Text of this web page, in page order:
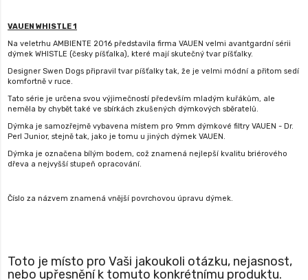
VAUEN WHISTLE 1
Na veletrhu AMBIENTE 2016 představila firma VAUEN velmi avantgardní sérii
dýmek WHISTLE (česky píšťalka), které mají skutečný tvar píšťalky.
Designer Swen Dogs připravil tvar píšťalky tak, že je velmi módní a přitom sedí
komfortně v ruce.
Tato série je určena svou výjimečností především mladým kuřákům, ale
neměla by chybět také ve sbírkách zkušených dýmkových sběratelů.
Dýmka je samozřejmě vybavena místem pro 9mm dýmkové filtry VAUEN - Dr.
Perl Junior, stejně tak, jako je tomu u jiných dýmek VAUEN.
Dýmka je označena bílým bodem, což znamená nejlepší kvalitu briérového
dřeva a nejvyšší stupeň opracování.
Číslo za názvem znamená vnější povrchovou úpravu dýmek.
Toto je místo pro Vaši jakoukoli otázku, nejasnost,
nebo upřesnění k tomuto konkrétnímu produktu.